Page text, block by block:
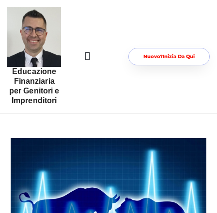
Educazione
Finanziaria
per Genitori e
Imprenditori
Nuovo?Inizia Da Qui